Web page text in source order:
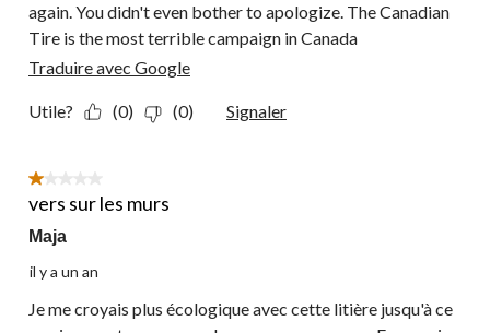
again. You didn't even bother to apologize. The Canadian
Tire is the most terrible campaign in Canada
Traduire avec Google
Utile? (0) (0) Signaler
1 étoile(s) sur 5.
vers sur les murs
Maja
il y a un an
Je me croyais plus écologique avec cette litière jusqu'à ce